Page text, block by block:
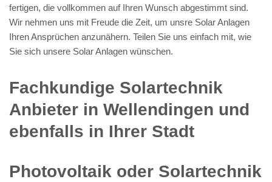
fertigen, die vollkommen auf Ihren Wunsch abgestimmt sind.
Wir nehmen uns mit Freude die Zeit, um unsre Solar Anlagen
Ihren Ansprüchen anzunähern. Teilen Sie uns einfach mit, wie
Sie sich unsere Solar Anlagen wünschen.
Fachkundige Solartechnik
Anbieter in Wellendingen und
ebenfalls in Ihrer Stadt
Photovoltaik oder Solartechnik